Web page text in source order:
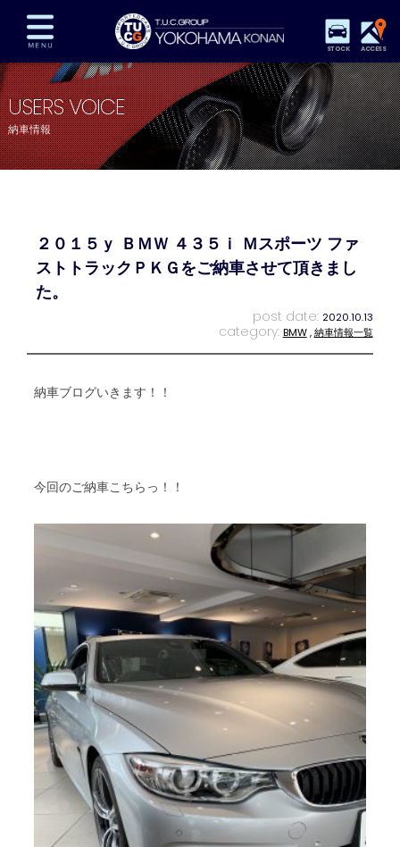
STOCK ACCESS
在庫車両情報 保証&サービス パーツリスト
TUCとは？ 店舗情報 アクセスマップ
全国納車 特別作業 注文販売
プライバシーポリシー スタッフblog 納車blog
USERS VOICE
納車情報
２０１５ｙ ＢＭＷ ４３５ｉ Ｍスポーツ ファ
ストトラックＰＫＧをご納車させて頂きまし
た。
post date: 2020.10.13
category: BMW,納車情報一覧
納車ブログいきます！！
今回のご納車こちらっ！！